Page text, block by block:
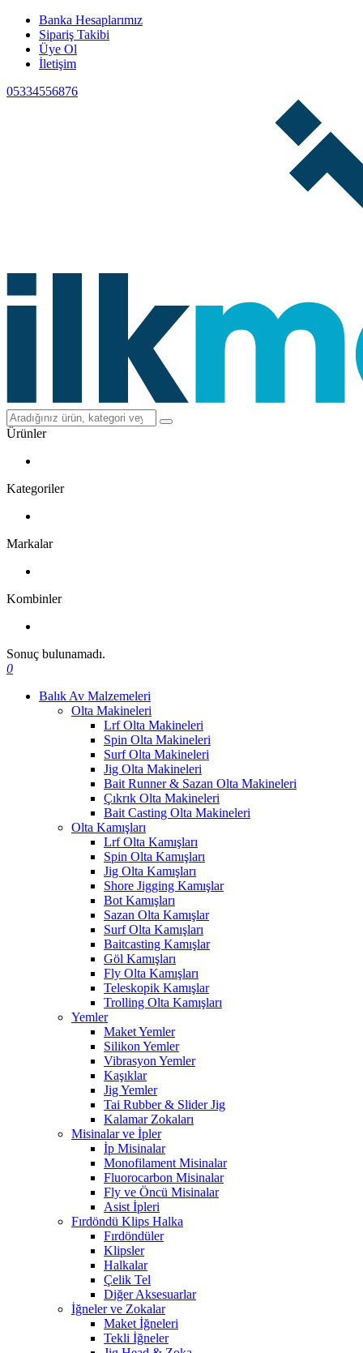
Banka Hesaplarımız
Sipariş Takibi
Üye Ol
İletişim
05334556876
Ürünler
Kategoriler
Markalar
Kombinler
Sonuç bulunamadı.
0
Balık Av Malzemeleri
Olta Makineleri
Lrf Olta Makineleri
Spin Olta Makineleri
Surf Olta Makineleri
Jig Olta Makineleri
Bait Runner & Sazan Olta Makineleri
Çıkrık Olta Makineleri
Bait Casting Olta Makineleri
Olta Kamışları
Lrf Olta Kamışları
Spin Olta Kamışları
Jig Olta Kamışları
Shore Jigging Kamışlar
Bot Kamışları
Sazan Olta Kamışlar
Surf Olta Kamışları
Baitcasting Kamışlar
Göl Kamışları
Fly Olta Kamışları
Teleskopik Kamışlar
Trolling Olta Kamışları
Yemler
Maket Yemler
Silikon Yemler
Vibrasyon Yemler
Kaşıklar
Jig Yemler
Tai Rubber & Slider Jig
Kalamar Zokaları
Misinalar ve İpler
İp Misinalar
Monofilament Misinalar
Fluorocarbon Misinalar
Fly ve Öncü Misinalar
Asist İpleri
Fırdöndü Klips Halka
Fırdöndüler
Klipsler
Halkalar
Çelik Tel
Diğer Aksesuarlar
İğneler ve Zokalar
Maket İğneleri
Tekli İğneler